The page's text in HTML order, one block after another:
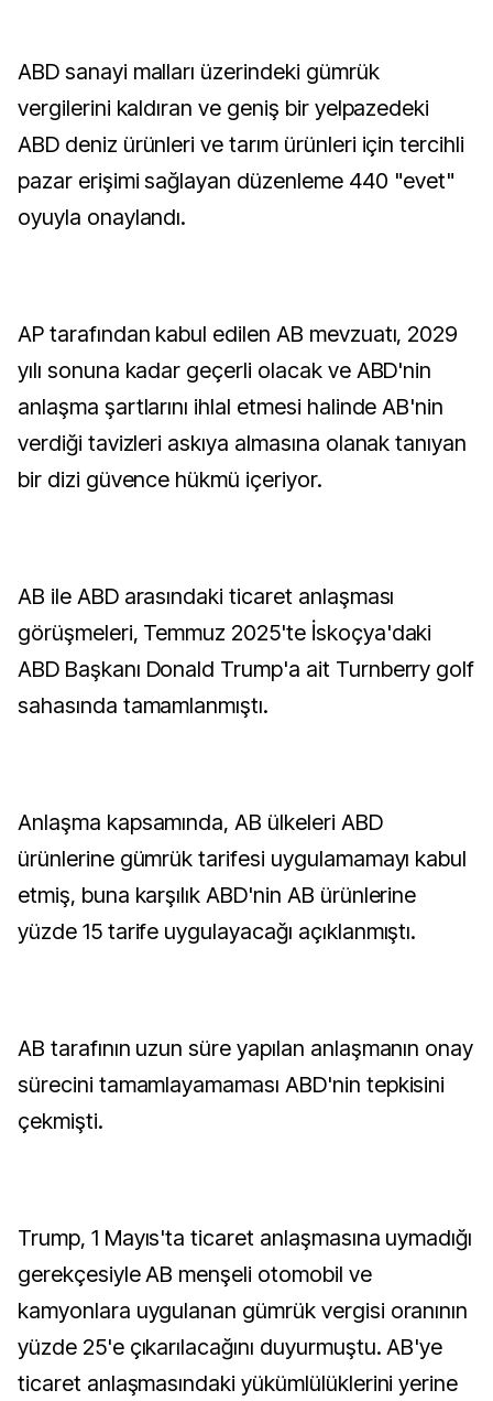
ABD sanayi malları üzerindeki gümrük
vergilerini kaldıran ve geniş bir yelpazedeki
ABD deniz ürünleri ve tarım ürünleri için tercihli
pazar erişimi sağlayan düzenleme 440 "evet"
oyuyla onaylandı.
AP tarafından kabul edilen AB mevzuatı, 2029
yılı sonuna kadar geçerli olacak ve ABD'nin
anlaşma şartlarını ihlal etmesi halinde AB'nin
verdiği tavizleri askıya almasına olanak tanıyan
bir dizi güvence hükmü içeriyor.
AB ile ABD arasındaki ticaret anlaşması
görüşmeleri, Temmuz 2025'te İskoçya'daki
ABD Başkanı Donald Trump'a ait Turnberry golf
sahasında tamamlanmıştı.
Anlaşma kapsamında, AB ülkeleri ABD
ürünlerine gümrük tarifesi uygulamamayı kabul
etmiş, buna karşılık ABD'nin AB ürünlerine
yüzde 15 tarife uygulayacağı açıklanmıştı.
AB tarafının uzun süre yapılan anlaşmanın onay
sürecini tamamlayamaması ABD'nin tepkisini
çekmişti.
Trump, 1 Mayıs'ta ticaret anlaşmasına uymadığı
gerekçesiyle AB menşeli otomobil ve
kamyonlara uygulanan gümrük vergisi oranının
yüzde 25'e çıkarılacağını duyurmuştu. AB'ye
ticaret anlaşmasındaki yükümlülüklerini yerine